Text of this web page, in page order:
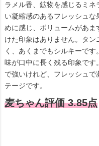
ラメル香、鉱物を感じるミネ
い凝縮感のあるフレッシュ
めに感じ、ボリュームがあ
けた印象はありません。タ
く、あくまでもシルキーで
味が口中に長く残る印象で
で強いけれど、フレッシュ
テージです。
麦ちゃん評価 3.85点